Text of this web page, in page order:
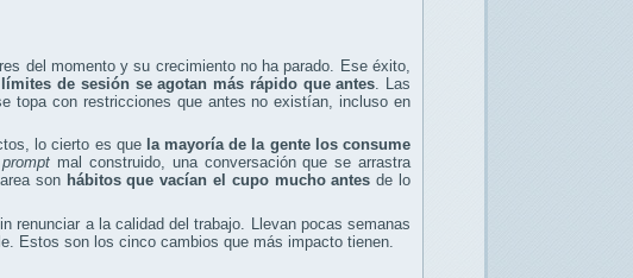
del momento y su crecimiento no ha parado. Ese éxito,
límites de sesión se agotan más rápido que antes . Las
topa con restricciones que antes no existían, incluso en
lo cierto es que la mayoría de la gente los consume
prompt mal construido, una conversación que se arrastra
son hábitos que vacían el cupo mucho antes de lo
renunciar a la calidad del trabajo. Llevan pocas semanas
Estos son los cinco cambios que más impacto tienen.